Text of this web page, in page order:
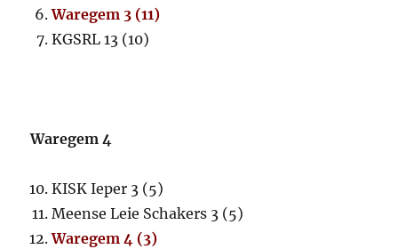
Waregem 3 (11)
KGSRL 13 (10)
Waregem 4
KISK Ieper 3 (5)
Meense Leie Schakers 3 (5)
Waregem 4 (3)